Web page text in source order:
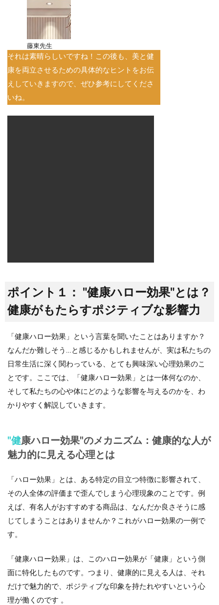
藤東先生
それは素晴らしいですね！この後も、美と健
康を両立させるための具体的なヒントをお伝
えしていきますので、ぜひ参考にしてくださ
いね。
ポイント１： "健康ハロー効果"とは？
健康がもたらすポジティブな影響力
「健康ハロー効果」という言葉を聞いたことはありますか？
なんだか難しそう…と感じるかもしれませんが、実は私たちの
日常生活に深く関わっている、とても興味深い心理効果のこ
とです。ここでは、「健康ハロー効果」とは一体何なのか、
そして私たちの心や体にどのような影響を与えるのかを、わ
かりやすく解説していきます。
"健康ハロー効果"のメカニズム：健康的な人が
魅力的に見える心理とは
「ハロー効果」とは、ある特定の目立つ特徴に影響されて、
その人全体の評価まで歪んでしまう心理現象のことです。例
えば、有名人がおすすめする商品は、なんだか良さそうに感
じてしまうことはありませんか？これがハロー効果の一例で
す。
「健康ハロー効果」は、このハロー効果が「健康」という側
面に特化したものです。つまり、 健康的に見える人は、それ
だけで魅力的で、ポジティブな印象を持たれやすい という心
理が働くのです 。